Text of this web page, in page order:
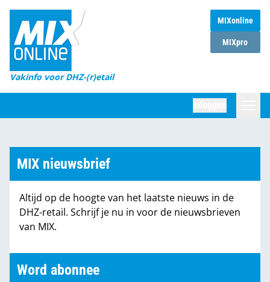
MIXonline
MIXpro
Vakinfo voor DHZ-(r)etail
Home
Magazines
DHZ Sessie
Marktcijfers
Partners
MIX nieuwsbrief
Altijd op de hoogte van het laatste nieuws in de
DHZ-retail. Schrijf je nu in voor de nieuwsbrieven
van MIX.
Word abonnee